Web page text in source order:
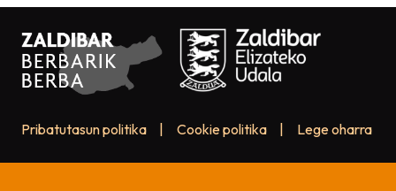
Pribatutasun politika Cookie politika Lege oharra